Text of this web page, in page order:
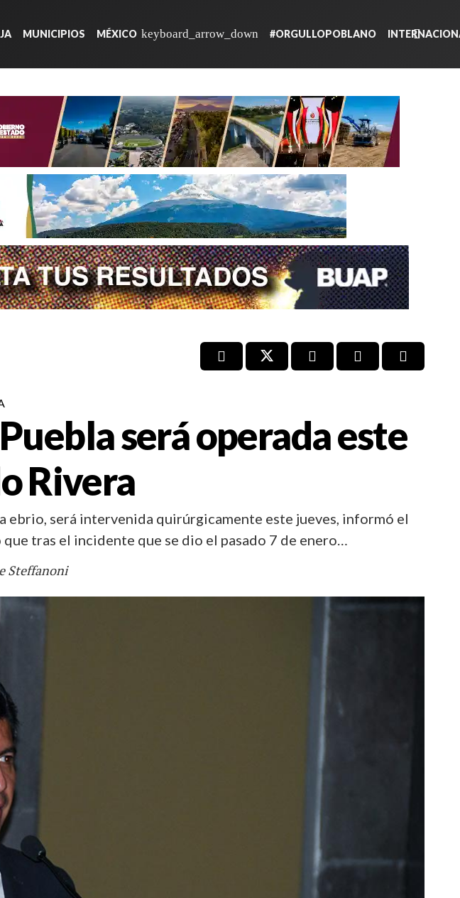
MUNICIPIOS MÉXICO #ORGULLOPOBLANO
será operada este
Rivera
ebrio, será intervenida quirúrgicamente este jueves, informó el
tras el incidente que se dio el pasado 7 de enero…
Steffanoni